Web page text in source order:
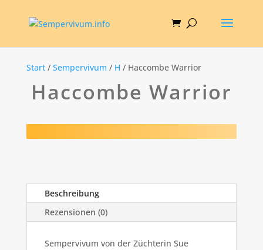
Start/ Sempervivum / H / Haccombe Warrior
Haccombe Warrior
Beschreibung
Rezensionen (0)
Sempervivum von der Züchterin Sue